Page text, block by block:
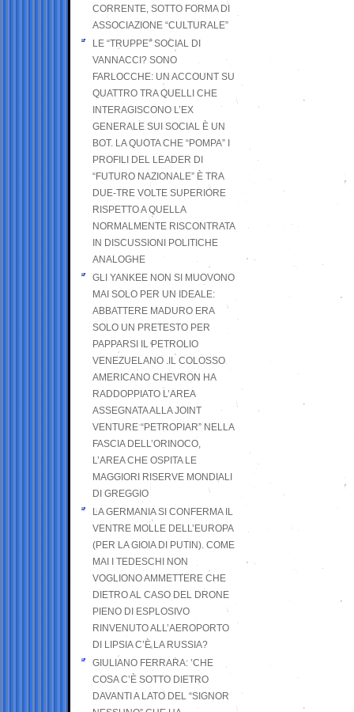
CORRENTE, SOTTO FORMA DI
ASSOCIAZIONE “CULTURALE”
LE “TRUPPE” SOCIAL DI
VANNACCI? SONO
FARLOCCHE: UN ACCOUNT SU
QUATTRO TRA QUELLI CHE
INTERAGISCONO L’EX
GENERALE SUI SOCIAL È UN
BOT. LA QUOTA CHE “POMPA” I
PROFILI DEL LEADER DI
“FUTURO NAZIONALE” È TRA
DUE-TRE VOLTE SUPERIORE
RISPETTO A QUELLA
NORMALMENTE RISCONTRATA
IN DISCUSSIONI POLITICHE
ANALOGHE
GLI YANKEE NON SI MUOVONO
MAI SOLO PER UN IDEALE:
ABBATTERE MADURO ERA
SOLO UN PRETESTO PER
PAPPARSI IL PETROLIO
VENEZUELANO .IL COLOSSO
AMERICANO CHEVRON HA
RADDOPPIATO L’AREA
ASSEGNATA ALLA JOINT
VENTURE “PETROPIAR” NELLA
FASCIA DELL’ORINOCO,
L’AREA CHE OSPITA LE
MAGGIORI RISERVE MONDIALI
DI GREGGIO
LA GERMANIA SI CONFERMA IL
VENTRE MOLLE DELL’EUROPA
(PER LA GIOIA DI PUTIN). COME
MAI I TEDESCHI NON
VOGLIONO AMMETTERE CHE
DIETRO AL CASO DEL DRONE
PIENO DI ESPLOSIVO
RINVENUTO ALL’AEROPORTO
DI LIPSIA C’È LA RUSSIA?
GIULIANO FERRARA: ’CHE
COSA C’È SOTTO DIETRO
DAVANTI A LATO DEL “SIGNOR